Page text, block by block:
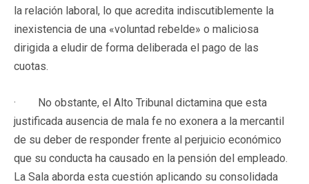
la relación laboral, lo que acredita indiscutiblemente la
inexistencia de una «voluntad rebelde» o maliciosa
dirigida a eludir de forma deliberada el pago de las
cuotas.
· No obstante, el Alto Tribunal dictamina que esta
justificada ausencia de mala fe no exonera a la mercantil
de su deber de responder frente al perjuicio económico
que su conducta ha causado en la pensión del empleado.
La Sala aborda esta cuestión aplicando su consolidada